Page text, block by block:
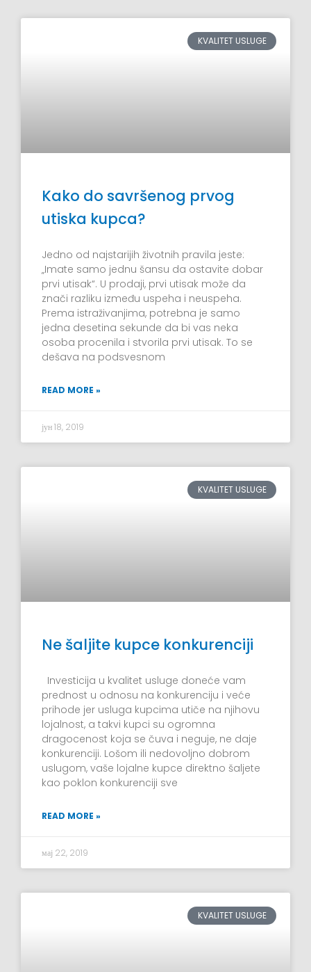
KVALITET USLUGE
Kako do savršenog prvog
utiska kupca?
Jedno od najstarijih životnih pravila jeste:
„Imate samo jednu šansu da ostavite dobar
prvi utisak“. U prodaji, prvi utisak može da
znači razliku između uspeha i neuspeha.
Prema istraživanjima, potrebna je samo
jedna desetina sekunde da bi vas neka
osoba procenila i stvorila prvi utisak. To se
dešava na podsvesnom
READ MORE »
јун 18, 2019
KVALITET USLUGE
Ne šaljite kupce konkurenciji
Investicija u kvalitet usluge doneće vam
prednost u odnosu na konkurenciju i veće
prihode jer usluga kupcima utiče na njihovu
lojalnost, a takvi kupci su ogromna
dragocenost koja se čuva i neguje, ne daje
konkurenciji. Lošom ili nedovoljno dobrom
uslugom, vaše lojalne kupce direktno šaljete
kao poklon konkurenciji sve
READ MORE »
мај 22, 2019
KVALITET USLUGE